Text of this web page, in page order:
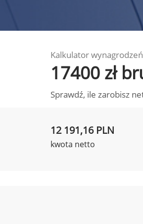
Kalkulator
17400 zł
Sprawdź, ile zarobisz
12 191,16 PLN
kwota netto